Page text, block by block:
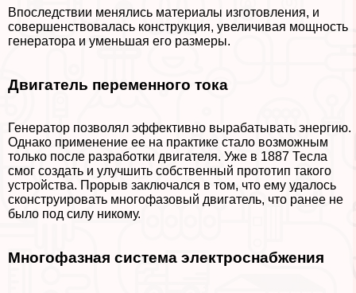
Впоследствии менялись материалы изготовления, и
совершенствовалась конструкция, увеличивая мощность
генератора и уменьшая его размеры.
Двигатель переменного тока
Генератор позволял эффективно выpaбатывать энергию.
Однако применение ее на пpaктике стало возможным
только после разработки двигателя. Уже в 1887 Тесла
смог создать и улучшить собственный прототип такого
устройства. Прорыв заключался в том, что ему удалось
сконструировать многофазовый двигатель, что ранее не
было под силу никому.
Многофазная система электроснабжения